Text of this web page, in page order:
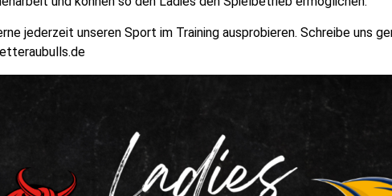
jederzeit unseren Sport im Training ausprobieren. Schreibe uns